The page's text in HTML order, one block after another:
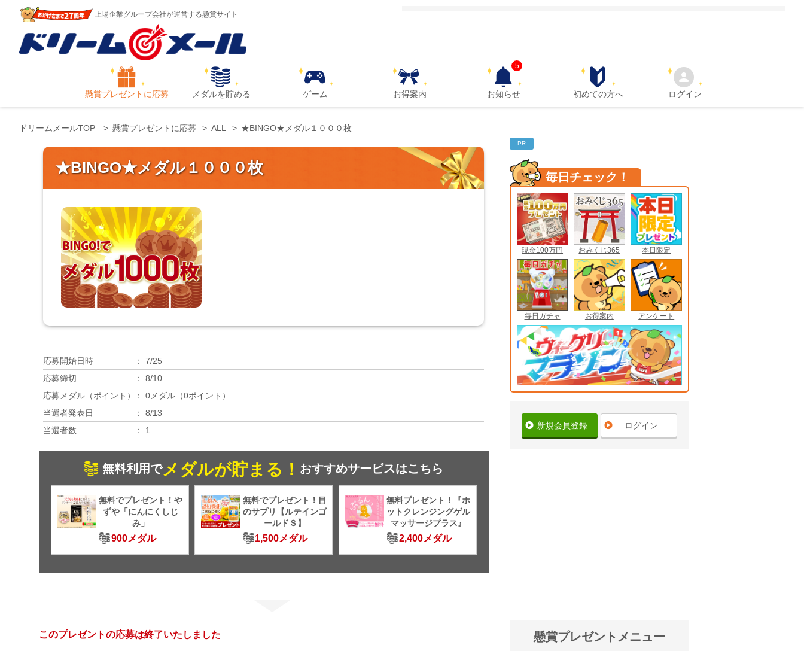
上場企業グループ会社が運営する懸賞サイト
懸賞プレゼントに応募 メダルを貯める ゲーム お得案内 お知らせ
5
初めての方へ ログイン
ドリームメールTOP 懸賞プレゼントに応募 ALL ★BINGO★メダル１０００枚
★BINGO★メダル１０００枚
応募開始日時
7/25
応募締切
8/10
応募メダル（ポイント）
0メダル（0ポイント）
当選者発表日
8/13
当選者数
1
無料利用でメダルが貯まる！ おすすめサービスはこちら
無料でプレゼント！や
ずや「にんにくしじ
み」
900メダル
無料でプレゼント！目
のサプリ【ルテインゴ
ールドＳ】
1,500メダル
無料プレゼント！『ホ
ットクレンジングゲル
マッサージプラス』
2,400メダル
このプレゼントの応募は終了いたしました
PR
毎日チェック！
現金100万円 おみくじ365 本日限定
毎日ガチャ お得案内 アンケート
新規会員登録 ログイン
懸賞プレゼントメニュー